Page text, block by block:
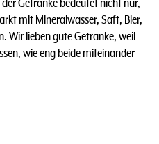
Getränke bedeutet nicht nur,
mit Mineralwasser, Saft, Bier,
Wir lieben gute Getränke, weil
wie eng beide miteinander